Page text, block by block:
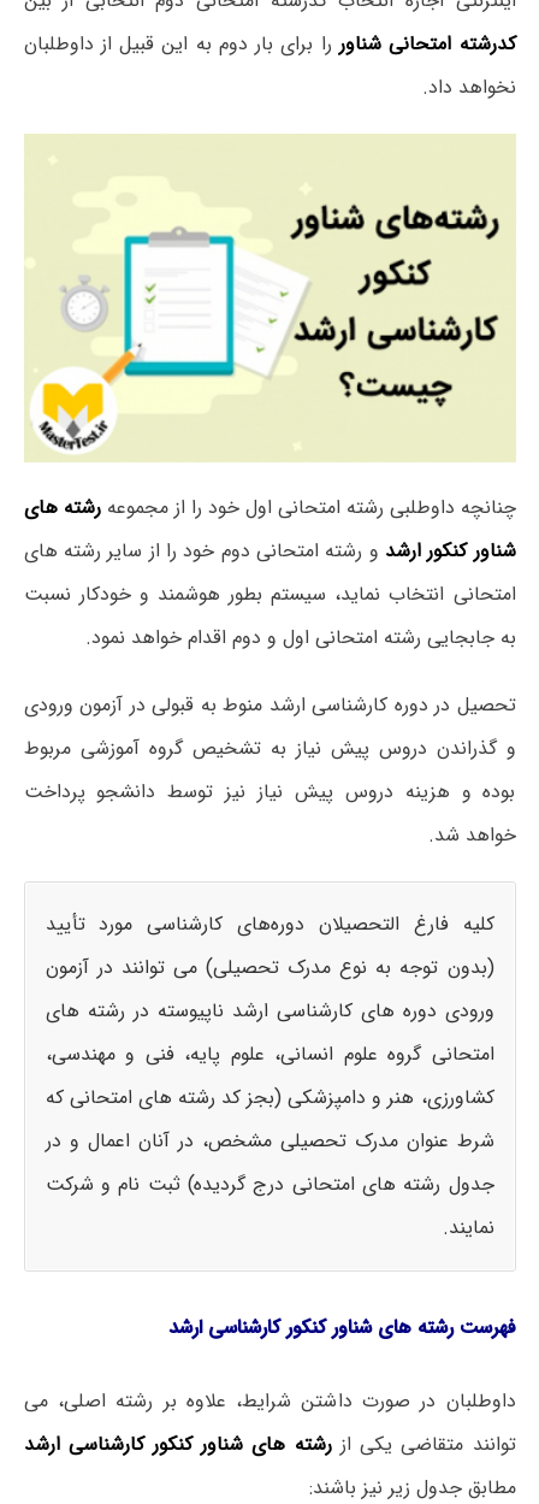
کدرشته امتحانی شناوررا برای بار دوم به این قبیل از داوطلبان
نخواهد داد.
چنانچه داوطلبی رشته امتحانی اول خود را از مجموعهرشته های
شناور کنکور ارشد و رشته امتحانی دوم خود را از سایر رشته های
امتحانی انتخاب نماید، سیستم بطور هوشمند و خودکار نسبت
به جابجایی رشته امتحانی اول و دوم اقدام خواهد نمود.
تحصیل در دوره کارشناسی ارشد منوط به قبولی در آزمون ورودی
و گذراندن دروس پیش نیاز به تشخیص گروه آموزشی مربوط
بوده و هزینه دروس پیش نیاز نیز توسط دانشجو پرداخت
خواهد شد.
کلیه فارغ التحصیلان دوره‌های کارشناسی مورد تأیید
(بدون توجه به نوع مدرک تحصیلی) می توانند در آزمون
ورودی دوره های کارشناسی ارشد ناپیوسته در رشته های
امتحانی گروه علوم انسانی، علوم پایه، فنی و مهندسی،
کشاورزی، هنر و دامپزشکی (بجز کد رشته های امتحانی که
شرط عنوان مدرک تحصیلی مشخص، در آنان اعمال و در
جدول رشته های امتحانی درج گردیده) ثبت نام و شرکت
نمایند.
فهرست رشته های شناور کنکور کارشناسی ارشد
داوطلبان در صورت داشتن شرایط، علاوه بر رشته اصلی، می
توانند متقاضی یکی ازرشته های شناور کنکور کارشناسی ارشد
مطابق جدول زیر نیز باشند: